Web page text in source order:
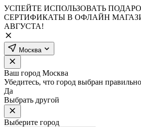
УСПЕЙТЕ ИСПОЛЬЗОВАТЬ
СЕРТИФИКАТЫ В ОФЛАЙН
АВГУСТА!
Москва
Ваш город Москва
Убедитесь, что город выбран правильно
Да
Выбрать другой
Выберите город